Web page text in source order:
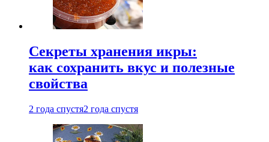
Секреты хранения икры:
как сохранить вкус и полезные
свойства
2 года спустя2 года спустя